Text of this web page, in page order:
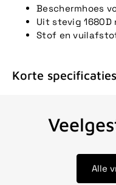
Beschermhoes
Uit stevig 1680D
Stof en
Korte specificaties
Alle